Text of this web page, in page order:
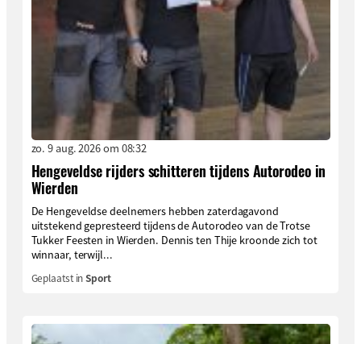
zo. 9 aug. 2026 om 08:32
Hengeveldse rijders schitteren tijdens Autorodeo in
Wierden
De Hengeveldse deelnemers hebben zaterdagavond
uitstekend gepresteerd tijdens de Autorodeo van de Trotse
Tukker Feesten in Wierden. Dennis ten Thije kroonde zich tot
winnaar, terwijl...
Geplaatst inSport